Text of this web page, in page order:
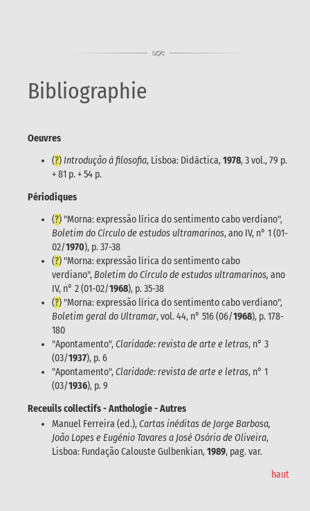
Bibliographie
Oeuvres
(?)Introdução à filosofia, Lisboa: Didáctica,1978, 3 vol., 79 p.
+ 81 p. + 54 p.
Périodiques
(?) "Morna: expressão lírica do sentimento cabo verdiano",
Boletim do Círculo de estudos ultramarinos, ano IV, n° 1 (01-
02/1970), p. 37-38
(?) "Morna: expressão lírica do sentimento cabo
verdiano",Boletim do Círculo de estudos ultramarinos, ano
IV, n° 2 (01-02/1968), p. 35-38
(?) "Morna: expressão lírica do sentimento cabo verdiano",
Boletim geral do Ultramar, vol. 44, n° 516 (06/1968), p. 178-
180
"Apontamento",Claridade: revista de arte e letras, n° 3
(03/1937), p. 6
"Apontamento",Claridade: revista de arte e letras, n° 1
(03/1936), p. 9
Receuils collectifs - Anthologie - Autres
Manuel Ferreira (ed.),Cartas inéditas de Jorge Barbosa,
João Lopes e Eugénio Tavares a José Osório de Oliveira,
Lisboa: Fundação Calouste Gulbenkian,1989, pag. var.
haut